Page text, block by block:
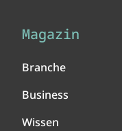
Magazin
Branche
Business
Wissen